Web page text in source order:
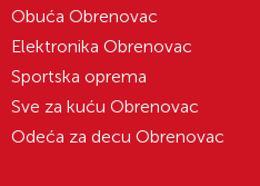
Obuća Obrenovac
Elektronika Obrenovac
Sportska oprema
Sve za kuću Obrenovac
Odeća za decu Obrenovac